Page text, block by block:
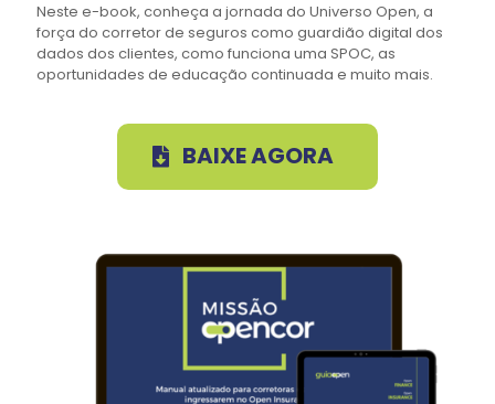
Neste e-book, conheça a jornada do Universo Open, a
força do corretor de seguros como guardião digital dos
dados dos clientes, como funciona uma SPOC, as
oportunidades de educação continuada e muito mais.
BAIXE AGORA